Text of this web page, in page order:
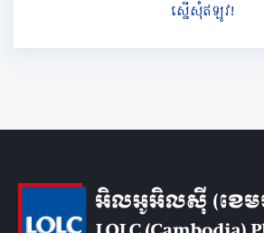
ស្នើសុំឥឡូវ!